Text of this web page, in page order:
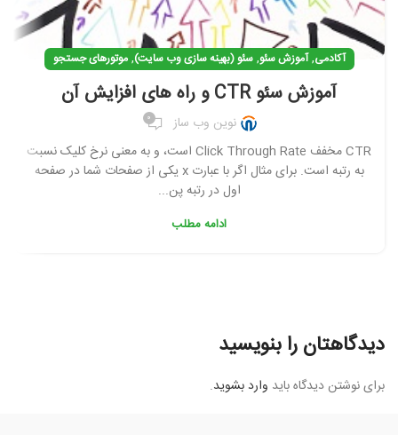
آکادمی,آموزش سئو,سئو (بهینه سازی وب سایت),موتورهای جستجو
آموزش سئو CTR و راه های افزایش آن
نوین وب ساز 0
CTR مخفف Click Through Rate است، و به معنی نرخ کلیک نسبت
به رتبه است. برای مثال اگر با عبارت x یکی از صفحات شما در صفحه
اول در رتبه پن...
ادامه مطلب
دیدگاهتان را بنویسید
برای نوشتن دیدگاه باید وارد بشوید.